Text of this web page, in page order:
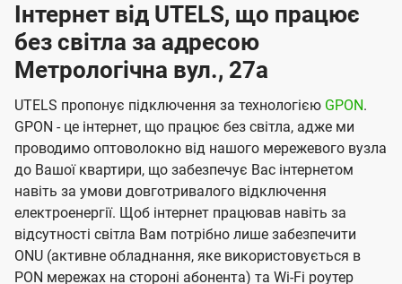
Інтернет від UTELS, що працює
без світла за адресою
Метрологічна вул., 27а
UTELS пропонує підключення за технологією GPON.
GPON - це інтернет, що працює без світла, адже ми
проводимо оптоволокно від нашого мережевого вузла
до Вашої квартири, що забезпечує Вас інтернетом
навіть за умови довготривалого відключення
електроенергії. Щоб інтернет працював навіть за
відсутності світла Вам потрібно лише забезпечити
ONU (активне обладнання, яке використовується в
PON мережах на стороні абонента) та Wi-Fi роутер